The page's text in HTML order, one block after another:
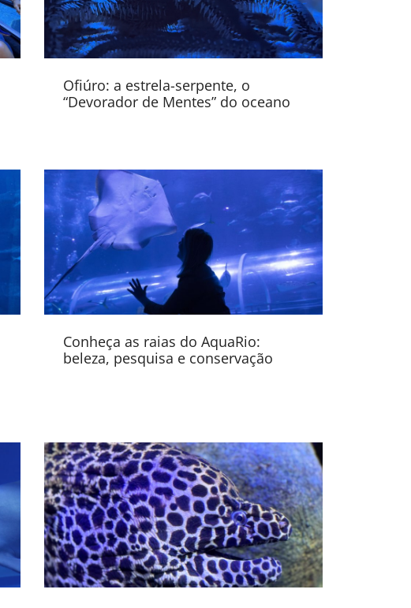
Ofiúro: a estrela-serpente, o
“Devorador de Mentes” do oceano
Conheça as raias do AquaRio:
beleza, pesquisa e conservação